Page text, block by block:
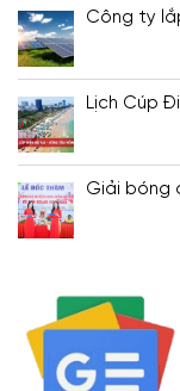
Công ty
Lịch Cúp
Giải bóng